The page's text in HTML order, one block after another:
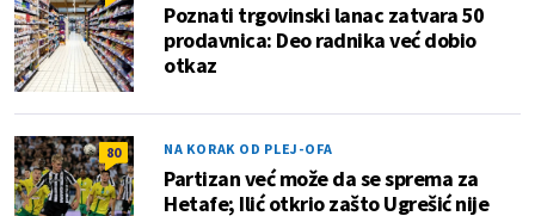
Poznati trgovinski lanac zatvara 50
prodavnica: Deo radnika već dobio
otkaz
80 NA KORAK OD PLEJ-OFA
Partizan već može da se sprema za
Hetafe; Ilić otkrio zašto Ugrešić nije